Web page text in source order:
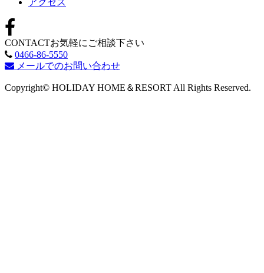
CONTACTお気軽にご相談下さい
0466-86-5550
メールでのお問い合わせ
Copyright© HOLIDAY HOME＆RESORT All Rights Reserved.